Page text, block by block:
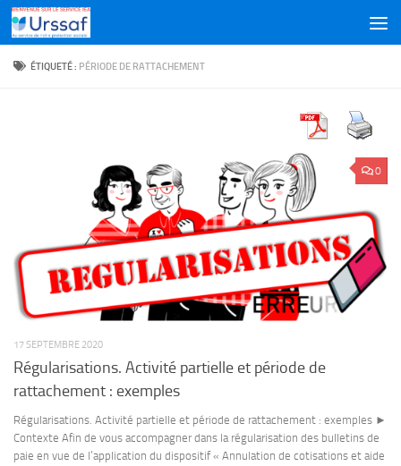
Skip to content
ÉTIQUETÉ : PÉRIODE DE RATTACHEMENT
0
17 SEPTEMBRE 2020
Régularisations. Activité partielle et période de
rattachement : exemples
Régularisations. Activité partielle et période de rattachement : exemples ►
Contexte Afin de vous accompagner dans la régularisation des bulletins de
paie en vue de l’application du dispositif « Annulation de cotisations et aide